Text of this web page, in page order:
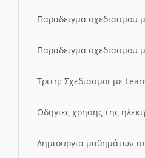
Παραδειγμα σχεδιασμου
Παραδειγμα σχεδιασμου
Τριτη: Σχεδιασμοι με
Οδηγιες χρησης της
Δημιουργια μαθημάτων